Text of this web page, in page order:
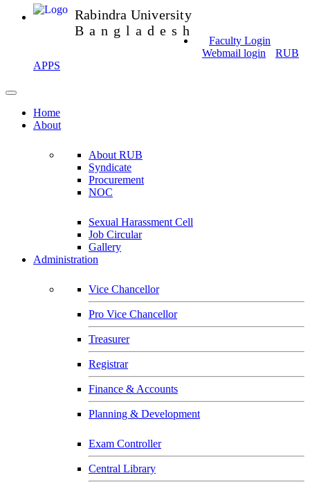
Rabindra University
Bangladesh
Faculty Login
Webmail login
RUB
APPS
Home
About
About RUB
Syndicate
Procurement
NOC
Sexual Harassment Cell
Job Circular
Gallery
Administration
Vice Chancellor
Pro Vice Chancellor
Treasurer
Registrar
Finance & Accounts
Planning & Development
Exam Controller
Central Library